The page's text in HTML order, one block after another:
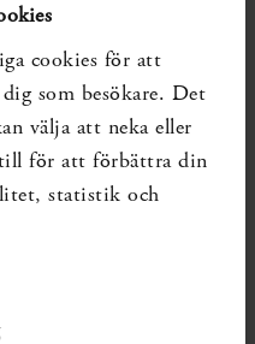
cookies för att
som besökare. Det
välja att neka eller
till för att förbättra din
statistik och
år 2000.
översikten kom
(HBO) ökade
täcktes med
sårruptur. Författarna
för båda